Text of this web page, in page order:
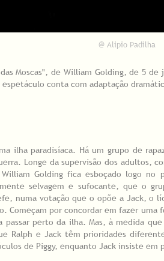
@ Alipio Padilha
Moscas", de William Golding, de 5 de
conta com adaptação
ilha paradisíaca. Há um grupo de
Longe da supervisão dos adultos,
Golding fica esboçado logo no
selvagem e sufocante, que o
numa votação que o opõe a Jack, o
Começam por concordar em fazer
passar perto da ilha. Mas, à medida
Ralph e Jack têm prioridades
de Piggy, enquanto Jack insiste em